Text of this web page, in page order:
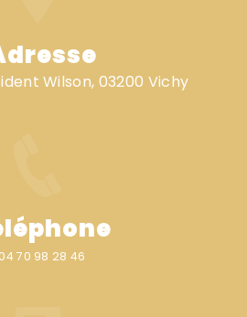
Wilson, 03200 Vichy
04 70 98 28 46